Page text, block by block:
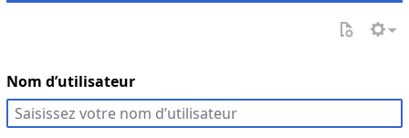
Nom d’utilisateur